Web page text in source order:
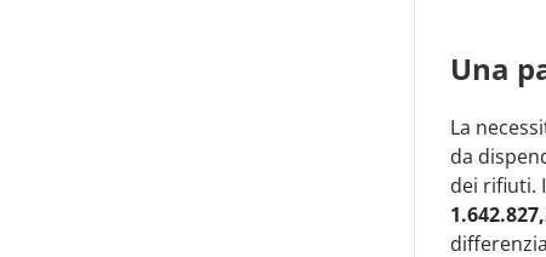
Una
La
da
dei rifiuti.